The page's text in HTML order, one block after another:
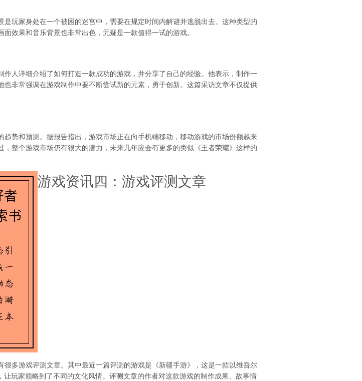
玩家身处在一个被困的迷宫中，需要在规定时间内解谜并逃脱出去。这种类型的
效果和音乐背景也非常出色，无疑是一款值得一试的游戏。
人详细介绍了如何打造一款成功的游戏，并分享了自己的经验。他表示，制作一
非常强调在游戏制作中要不断尝试新的元素，勇于创新。这篇采访文章不仅提供
势和预测。据报告指出，游戏市场正在向手机端移动，移动游戏的市场份额越来
整个游戏市场仍有很大的潜力，未来几年应会有更多的类似《王者荣耀》这样的
游戏资讯四：游戏评测文章
多游戏评测文章。其中最近一篇评测的游戏是《新疆手游》，这是一款以维吾尔
玩家领略到了不同的文化风情。评测文章的作者对这款游戏的制作成果、故事情